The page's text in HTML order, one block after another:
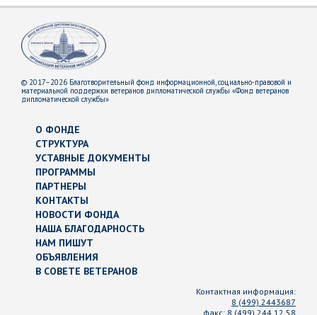
© 2017–2026 Благотворительный фонд информационной, социально-правовой и
материальной поддержки ветеранов дипломатической службы «Фонд ветеранов
дипломатической службы»
О ФОНДЕ
СТРУКТУРА
УСТАВНЫЕ ДОКУМЕНТЫ
ПРОГРАММЫ
ПАРТНЕРЫ
КОНТАКТЫ
НОВОСТИ ФОНДА
НАША БЛАГОДАРНОСТЬ
НАМ ПИШУТ
ОБЪЯВЛЕНИЯ
В СОВЕТЕ ВЕТЕРАНОВ
Контактная информация:
8 (499) 2443687
факс: 8 (499) 244 12 58